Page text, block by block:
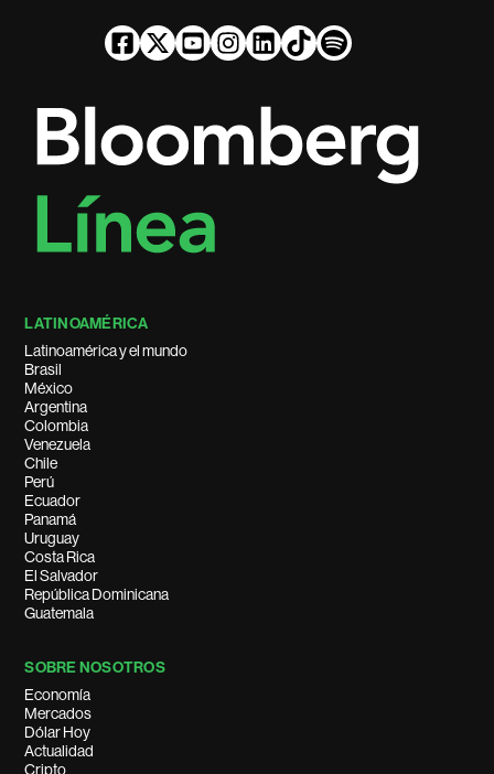
LATINOAMÉRICA
Latinoamérica y el mundo
Brasil
México
Argentina
Colombia
Venezuela
Chile
Perú
Ecuador
Panamá
Uruguay
Costa Rica
El Salvador
República Dominicana
Guatemala
SOBRE NOSOTROS
Economía
Mercados
Dólar Hoy
Actualidad
Cripto